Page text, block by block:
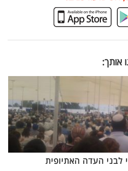
אותך:
לבני העדה האתיופית